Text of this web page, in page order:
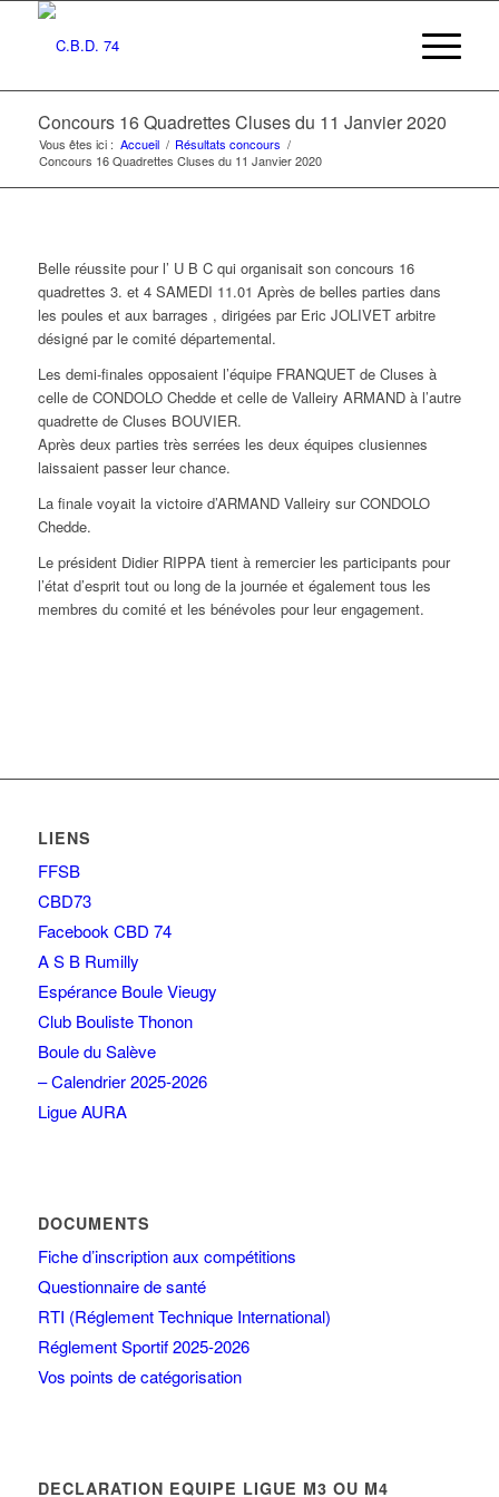
Concours 16 Quadrettes Cluses du 11 Janvier 2020
Vous êtes ici : Accueil / Résultats concours /
Concours 16 Quadrettes Cluses du 11 Janvier 2020
Belle réussite pour l’ U B C qui organisait son concours 16
quadrettes 3. et 4 SAMEDI 11.01 Après de belles parties dans
les poules et aux barrages , dirigées par Eric JOLIVET arbitre
désigné par le comité départemental.
Les demi-finales opposaient l’équipe FRANQUET de Cluses à
celle de CONDOLO Chedde et celle de Valleiry ARMAND à l’autre
quadrette de Cluses BOUVIER.
Après deux parties très serrées les deux équipes clusiennes
laissaient passer leur chance.
La finale voyait la victoire d’ARMAND Valleiry sur CONDOLO
Chedde.
Le président Didier RIPPA tient à remercier les participants pour
l’état d’esprit tout ou long de la journée et également tous les
membres du comité et les bénévoles pour leur engagement.
LIENS
FFSB
CBD73
Facebook CBD 74
A S B Rumilly
Espérance Boule Vieugy
Club Bouliste Thonon
Boule du Salève
– Calendrier 2025-2026
Ligue AURA
DOCUMENTS
Fiche d’inscription aux compétitions
Questionnaire de santé
RTI (Réglement Technique International)
Réglement Sportif 2025-2026
Vos points de catégorisation
DECLARATION EQUIPE LIGUE M3 OU M4